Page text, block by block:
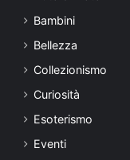
Bambini
Bellezza
Collezionismo
Curiosità
Esoterismo
Eventi